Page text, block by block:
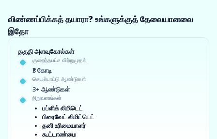
விண்ணப்பிக்கத் தயாரா? உங்களுக்குத் தேவையானவை
இதோ
தகுதி அளவுகோல்கள்
குறைந்தபட்ச விற்றுமுதல்
₹3 கோடி
செயல்பாட்டு ஆண்டுகள்
3+ ஆண்டுகள்
நிறுவனங்கள்
பப்ளிக் லிமிடெட்
பிரைவேட் லிமிட்டெட்
தனி உரிமையாளர்
கூட்டாண்மை